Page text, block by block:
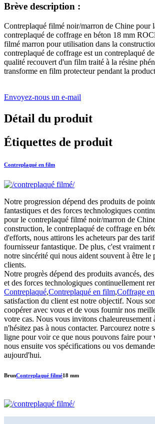
Brève description :
Contreplaqué filmé noir/marron de Chine pour
contreplaqué de coffrage en béton 18 mm
filmé marron pour utilisation dans la
contreplaqué de coffrage est un contreplaqué
qualité recouvert d'un film traité à la résine
transforme en film protecteur pendant la
Envoyez-nous un e-mail
Détail du produit
Étiquettes de produit
Contreplaqué en film
Notre progression dépend des produits de
fantastiques et des forces technologiques
pour le contreplaqué filmé noir/marron de
construction, le contreplaqué de coffrage en
d'efforts, nous attirons les acheteurs par des
fournisseur fantastique. De plus, c'est vraiment
notre sincérité qui nous aident souvent à être le
clients.
Notre progrès dépend des produits avancés,
et des forces technologiques continuellement
Contreplaqué,Contreplaqué en film,Coffrage
satisfaction du client est notre objectif. Nous
coopérer avec vous et de vous fournir nos
votre cas. Nous vous invitons chaleureusement
n'hésitez pas à nous contacter. Parcourez notre
ligne pour voir ce que nous pouvons faire pour
nous ensuite vos spécifications ou vos
aujourd'hui.
BrunContreplaqué filmé18 mm